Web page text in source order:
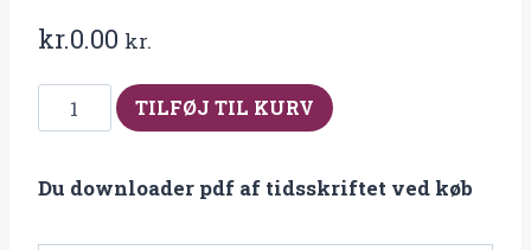
kr.0.00 kr.
2007-
Behandling
TILFØJ TIL KURV
Du downloader pdf af tidsskriftet ved køb